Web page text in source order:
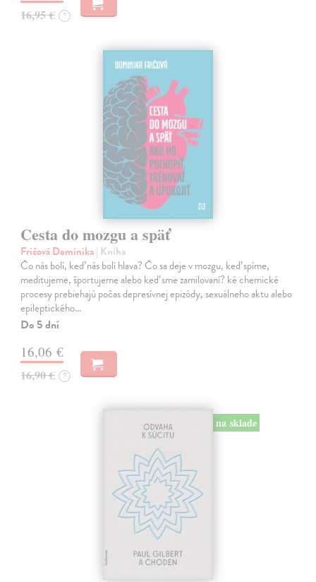
16,95 € ?
Cesta do mozgu a späť
Fričová Dominika| Kniha
Čo nás bolí, keď nás bolí hlava? Čo sa deje v mozgu, keď spíme,
meditujeme, športujeme alebo keď sme zamilovaní? ké chemické
procesy prebiehajú počas depresívnej epizódy, sexuálneho aktu alebo
epileptického…
Do 5 dní
16,06 €
16,90 € ?
na sklade